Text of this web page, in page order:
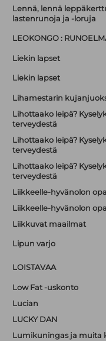
Lennä, lennä
lastenrunoja ja -loruja
LEOKONGO :
Liekin lapset
Liekin lapset
Lihamestarin
Lihottaako leipä?
terveydestä
Lihottaako leipä?
terveydestä
Lihottaako leipä?
terveydestä
Liikkeelle-hyvänolon
Liikkeelle-hyvänolon
Liikkuvat maailmat
Lipun varjo
LOISTAVAA
Low Fat -uskonto
Lucian
LUCKY DAN
Lumikuningas ja muita